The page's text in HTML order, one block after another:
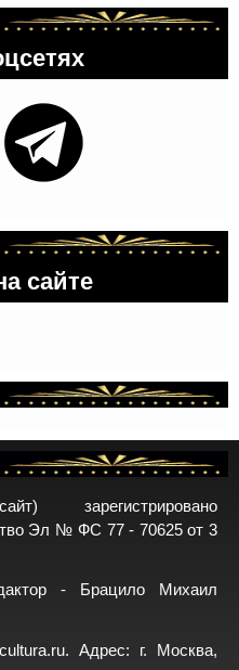
сайте
зарегистрировано
Эл № ФС 77 - 70625 от 3
- Брацило Михаил
. Адрес: г. Москва,